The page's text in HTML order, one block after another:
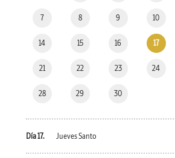
7 8 9 10
14 15 16 17
21 22 23 24
28 29 30
Día 17. Jueves Santo